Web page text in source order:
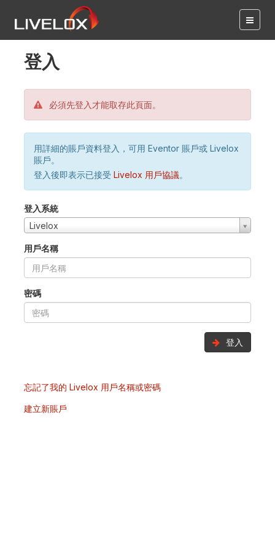
登入
必須先登入才能取存此頁面。
用詳細的賬戶資料登入，可用 Eventor 賬戶或 Livelox
賬戶。
登入後即表示已接受 Livelox 用戶協議。
登入系統
Livelox
用戶名稱
密碼
登入
忘記了我的 Livelox 用戶名稱或密碼
建立新賬戶